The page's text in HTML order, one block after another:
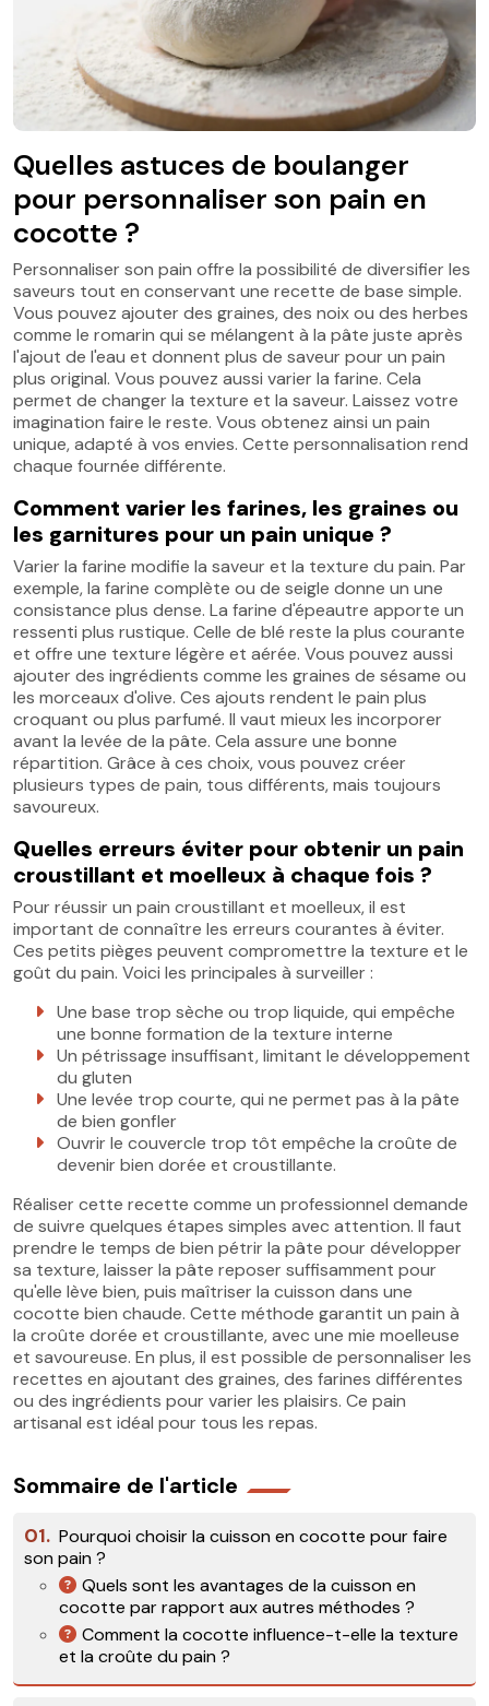
Quelles astuces de boulanger
pour personnaliser son pain en
cocotte ?
Personnaliser son pain offre la possibilité de diversifier les
saveurs tout en conservant une recette de base simple.
Vous pouvez ajouter des graines, des noix ou des herbes
comme le romarin qui se mélangent à la pâte juste après
l'ajout de l'eau et donnent plus de saveur pour un pain
plus original. Vous pouvez aussi varier la farine. Cela
permet de changer la texture et la saveur. Laissez votre
imagination faire le reste. Vous obtenez ainsi un pain
unique, adapté à vos envies. Cette personnalisation rend
chaque fournée différente.
Comment varier les farines, les graines ou
les garnitures pour un pain unique ?
Varier la farine modifie la saveur et la texture du pain. Par
exemple, la farine complète ou de seigle donne un une
consistance plus dense. La farine d'épeautre apporte un
ressenti plus rustique. Celle de blé reste la plus courante
et offre une texture légère et aérée. Vous pouvez aussi
ajouter des ingrédients comme les graines de sésame ou
les morceaux d'olive. Ces ajouts rendent le pain plus
croquant ou plus parfumé. Il vaut mieux les incorporer
avant la levée de la pâte. Cela assure une bonne
répartition. Grâce à ces choix, vous pouvez créer
plusieurs types de pain, tous différents, mais toujours
savoureux.
Quelles erreurs éviter pour obtenir un pain
croustillant et moelleux à chaque fois ?
Pour réussir un pain croustillant et moelleux, il est
important de connaître les erreurs courantes à éviter.
Ces petits pièges peuvent compromettre la texture et le
goût du pain. Voici les principales à surveiller :
Une base trop sèche ou trop liquide, qui empêche
une bonne formation de la texture interne
Un pétrissage insuffisant, limitant le développement
du gluten
Une levée trop courte, qui ne permet pas à la pâte
de bien gonfler
Ouvrir le couvercle trop tôt empêche la croûte de
devenir bien dorée et croustillante.
Réaliser cette recette comme un professionnel demande
de suivre quelques étapes simples avec attention. Il faut
prendre le temps de bien pétrir la pâte pour développer
sa texture, laisser la pâte reposer suffisamment pour
qu'elle lève bien, puis maîtriser la cuisson dans une
cocotte bien chaude. Cette méthode garantit un pain à
la croûte dorée et croustillante, avec une mie moelleuse
et savoureuse. En plus, il est possible de personnaliser les
recettes en ajoutant des graines, des farines différentes
ou des ingrédients pour varier les plaisirs. Ce pain
artisanal est idéal pour tous les repas.
Sommaire de l'article
01. Pourquoi choisir la cuisson en cocotte pour faire
son pain ?
Quels sont les avantages de la cuisson en
cocotte par rapport aux autres méthodes ?
Comment la cocotte influence-t-elle la texture
et la croûte du pain ?